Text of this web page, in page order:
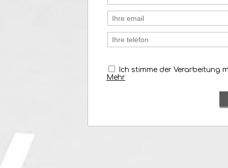
Ich stimme der Verarbeitung
Mehr